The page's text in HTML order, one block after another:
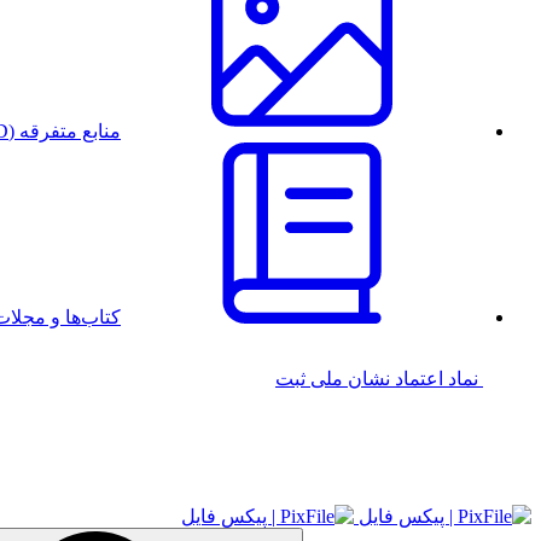
منابع متفرقه (PSD)
کتاب‌ها و
نماد اعتماد نشان ملی ثبت